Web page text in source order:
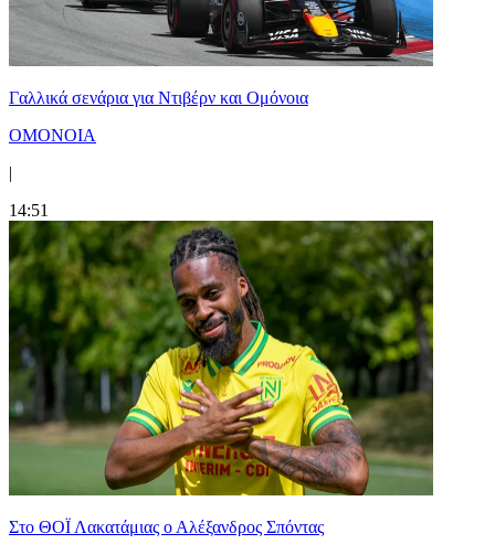
Γαλλικά σενάρια για Ντιβέρν και Ομόνοια
ΟΜΟΝΟΙΑ
|
14:51
Στο ΘΟΪ Λακατάμιας ο Αλέξανδρος Σπόντας